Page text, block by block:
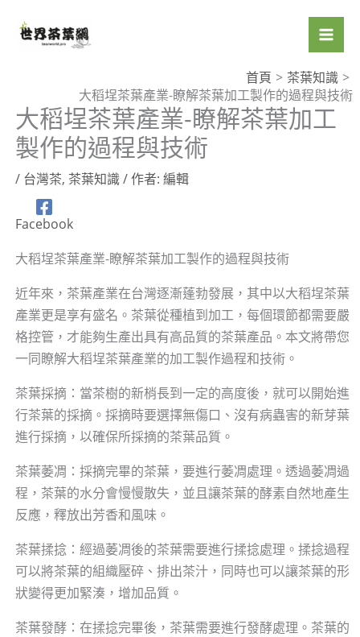
首頁
茶葉知識
大稻埕茶葉產業-瞭解茶葉加工製作的過程與技術
大稻埕茶葉產業-瞭解茶葉加工
製作的過程與技術
/ 台灣茶, 茶葉知識/ 作者: 編輯
Facebook
大稻埕茶葉產業-瞭解茶葉加工製作的過程與技術
近年來，茶葉產業在台灣逐漸蓬勃發展，其中以大稻埕茶葉
產業更是享有盛名。茶葉從種植到加工，每個環節都需要嚴
格控管，才能夠生產出具有高品質的茶葉產品。本文將帶您
一同瞭解大稻埕茶葉產業的加工製作過程和技術。
茶葉採摘：當茶樹的新梢長到一定的高度後，就可以開始進
行茶葉的採摘。採摘時要選擇無傷口、沒有病蟲害的新芽葉
進行採摘，以確保所採摘的茶葉品質。
茶葉萎凋：採摘完畢的茶葉，要進行萎凋處理。透過萎凋過
程，茶葉的水分會慢慢散失，並且讓茶葉的酵素自然地產生
反應，釋放出芳香和風味。
茶葉揉捻：經過萎凋後的茶葉需要進行揉捻處理。揉捻過程
可以將茶葉的組織壓碎、排出茶汁，同時也可以讓茶葉的形
狀變得更加緊湊，增加品質。
茶葉發酵：在揉捻完畢後，茶葉需要進行發酵處理。茶葉的